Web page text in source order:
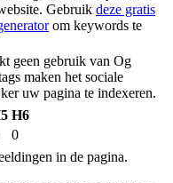
Gebruik deze gratis
om keywords te
geen gebruik van Og
maken het sociale
uw pagina te indexeren.
H6
0
in de pagina.